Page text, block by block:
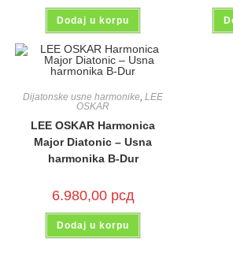
Dodaj u korpu
Dijatonske usne harmonike,LEE
OSKAR
LEE OSKAR Harmonica
Major Diatonic – Usna
harmonika B-Dur
6.980,00 рсд
Dodaj u korpu